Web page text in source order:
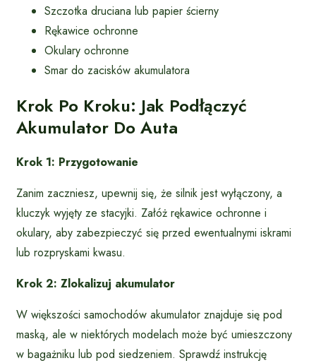
Szczotka druciana lub papier ścierny
Rękawice ochronne
Okulary ochronne
Smar do zacisków akumulatora
Krok Po Kroku: Jak Podłączyć
Akumulator Do Auta
Krok 1: Przygotowanie
Zanim zaczniesz, upewnij się, że silnik jest wyłączony, a
kluczyk wyjęty ze stacyjki. Załóż rękawice ochronne i
okulary, aby zabezpieczyć się przed ewentualnymi iskrami
lub rozpryskami kwasu.
Krok 2: Zlokalizuj akumulator
W większości samochodów akumulator znajduje się pod
maską, ale w niektórych modelach może być umieszczony
w bagażniku lub pod siedzeniem. Sprawdź instrukcję